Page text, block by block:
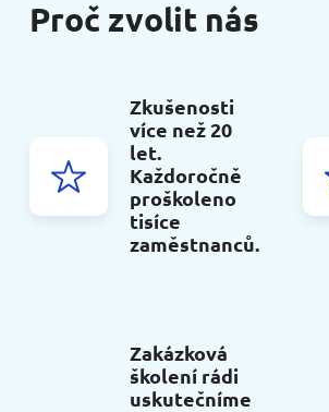
Proč zvolit nás
Zkušenosti
více než 20
let.
Každoročně
proškoleno
tisíce
zaměstnanců.
Zakázková
školení rádi
uskutečníme